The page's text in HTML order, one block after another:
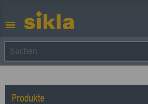
Produkte